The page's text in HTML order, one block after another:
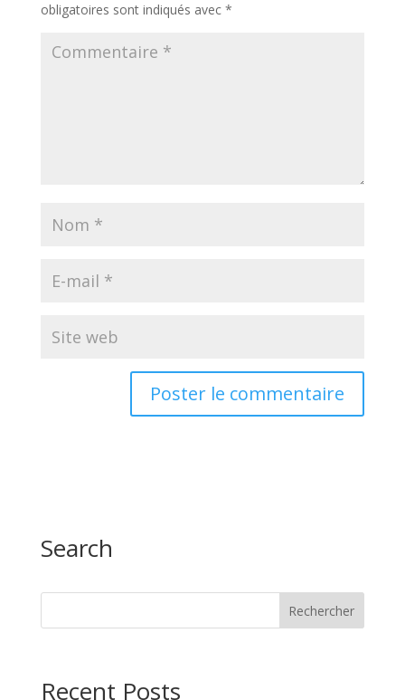
obligatoires sont indiqués avec *
Search
Recent Posts